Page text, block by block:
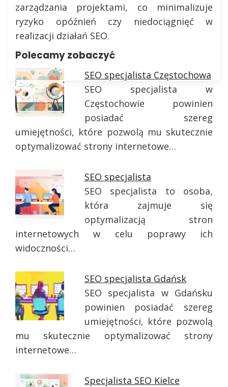
zarządzania projektami, co minimalizuje
ryzyko opóźnień czy niedociągnięć w
realizacji działań SEO.
Polecamy zobaczyć
SEO specjalista Częstochowa
SEO specjalista w
Częstochowie powinien
posiadać szereg
umiejętności, które pozwolą mu skutecznie
optymalizować strony internetowe…
SEO specjalista
SEO specjalista to osoba,
która zajmuje się
optymalizacją stron
internetowych w celu poprawy ich
widoczności…
SEO specjalista Gdańsk
SEO specjalista w Gdańsku
powinien posiadać szereg
umiejętności, które pozwolą
mu skutecznie optymalizować strony
internetowe…
Specjalista SEO Kielce